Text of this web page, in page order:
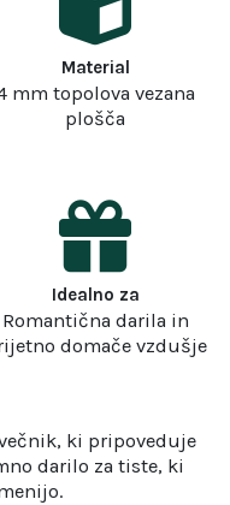
Material
mm topolova vezana
plošča
Idealno za
Romantična darila in
domače vzdušje
ki pripoveduje
darilo za tiste, ki